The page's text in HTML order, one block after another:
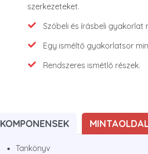
szerkezeteket.
Szóbeli és írásbeli gyakorlat
Egy isméltő gyakorlatsor
Rendszeres ismétlő részek.
KOMPONENSEK
Tankönyv